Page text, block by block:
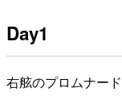
Day1
右舷のプロムナー